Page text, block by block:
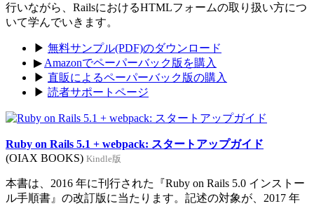
行いながら、RailsにおけるHTMLフォームの取り扱い方につ
いて学んでいきます。
▶ 無料サンプル(PDF)のダウンロード
▶ Amazonでペーパーバック版を購入
▶ 直販によるペーパーバック版の購入
▶ 読者サポートページ
Ruby on Rails 5.1 + webpack: スタートアップガイド
(OIAX BOOKS) Kindle版
本書は、2016 年に刊行された『Ruby on Rails 5.0 インストー
ル手順書』の改訂版に当たります。記述の対象が、2017 年